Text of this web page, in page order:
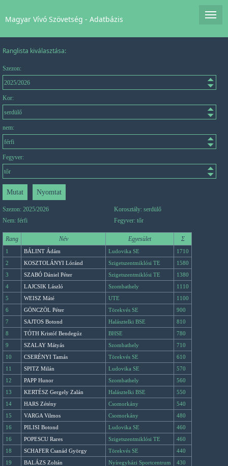
Magyar Vívó Szövetség - Adatbázis
Ranglista kiválasztása:
Szezon:
Kor:
nem:
Fegyver:
Szezon: 2025/2026
Korosztály: serdülő
Nem: férfi
Fegyver: tőr
Rang Név Egyesület Σ
1 BÁLINT Ádám Ludovika SE
1710
2
KOSZTOLÁNYI Lóránd Szigetszentmiklósi TE
1580
3
SZABÓ Dániel Péter Szigetszentmiklósi TE
1380
4
LAJCSIK László Szombathely
1110
5
WEISZ Máté UTE
1100
6
GÖNCZÖL Péter Törekvés SE
900
7
SAJTOS Botond Halásztelki BSE
810
8
TÓTH Kristóf Bendegúz BHSE
780
9
SZALAY Mátyás Szombathely
710
10
CSERÉNYI Tamás Törekvés SE
610
11
SPITZ Milán Ludovika SE
570
12
PAPP Hunor Szombathely
560
13
KERTÉSZ Gergely Zalán Halásztelki BSE
550
14
HARS Zétény Csomorkány
540
15
VARGA Vilmos Csomorkány
480
16
PILISI Botond Ludovika SE
460
16
POPESCU Rares Szigetszentmiklósi TE
460
18
SCHAFER Csanád György Törekvés SE
440
19
BALÁZS Zoltán Nyíregyházi Sportcentrum
430